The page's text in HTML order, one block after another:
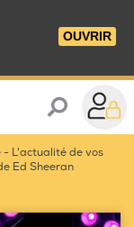
OUVRIR
- L'actualité de vos
Ed Sheeran